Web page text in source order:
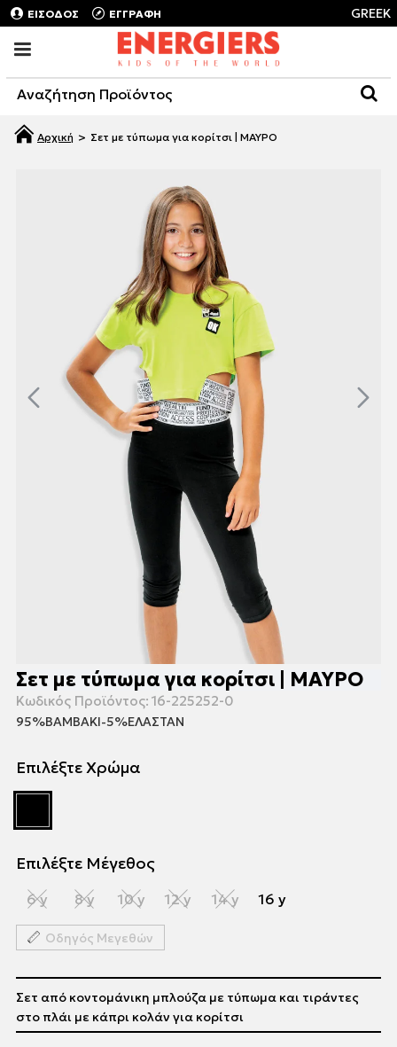
ΕΙΣΟΔΟΣ ΕΓΓΡΑΦΗ GREEK
Σετ με τύπωμα για κορίτσι | ΜΑΥΡΟ
Σετ με τύπωμα για κορίτσι | ΜΑΥΡΟ
Κωδικός Προϊόντος: 16-225252-0
95%ΒΑΜΒΑΚΙ-5%ΕΛΑΣΤΑΝ
Επιλέξτε Χρώμα
Επιλέξτε Μέγεθος
6 y 8 y 10 y 12 y 14 y 16 y
Οδηγός Μεγεθών
Σετ από κοντομάνικη μπλούζα με τύπωμα και τιράντες
στο πλάι με κάπρι κολάν για κορίτσι